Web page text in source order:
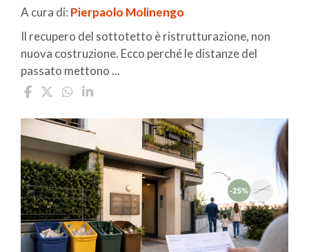
A cura di: Pierpaolo Molinengo
Il recupero del sottotetto è ristrutturazione, non
nuova costruzione. Ecco perché le distanze del
passato mettono ...